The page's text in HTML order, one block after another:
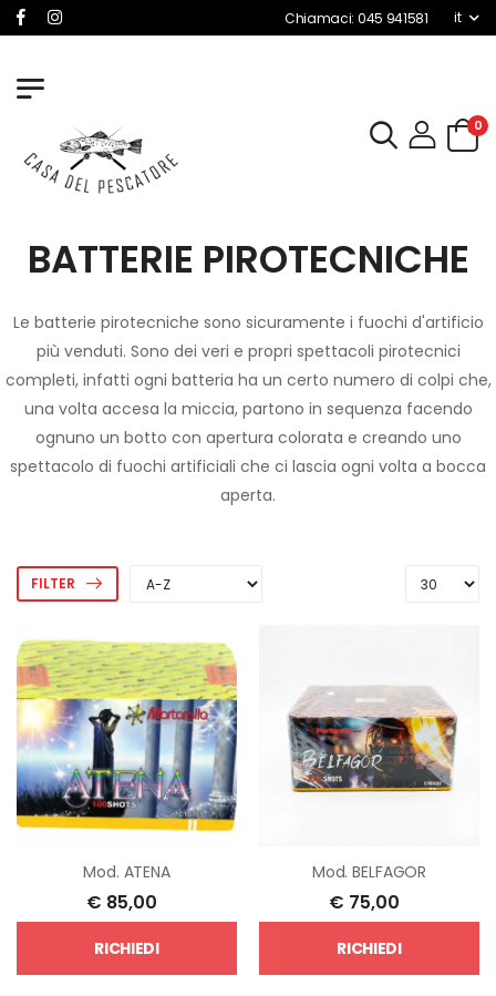
Chiamaci: 045 941581 it
0
BATTERIE PIROTECNICHE
Le batterie pirotecniche sono sicuramente i fuochi d'artificio
più venduti. Sono dei veri e propri spettacoli pirotecnici
completi, infatti ogni batteria ha un certo numero di colpi che,
una volta accesa la miccia, partono in sequenza facendo
ognuno un botto con apertura colorata e creando uno
spettacolo di fuochi artificiali che ci lascia ogni volta a bocca
aperta.
FILTER
Mod. ATENA
€ 85,00
RICHIEDI
Mod.BELFAGOR
€ 75,00
RICHIEDI